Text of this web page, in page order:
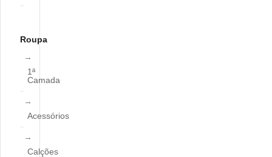
Roupa
1ª
Camada
Acessórios
Calções